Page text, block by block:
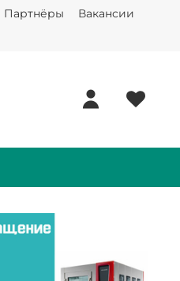
Партнёры Вакансии